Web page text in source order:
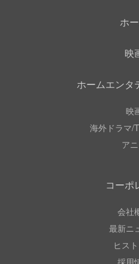
ホ
映
ホームエンタ
映
海外ドラマ/
ア
コーポ
会社
最新ニ
ヒス
採用